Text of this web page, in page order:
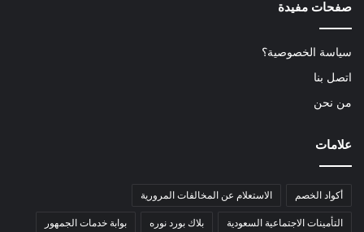
صفحات مفيدة
سياسة الخصوصية؟
اتصل بنا
من نحن
علامات
أكواد الخصم الاستعلام عن المخالفات المرورية
التأمينات الاجتماعية السعودية بلاك بورد نوره بوابة خدمات الجمهور